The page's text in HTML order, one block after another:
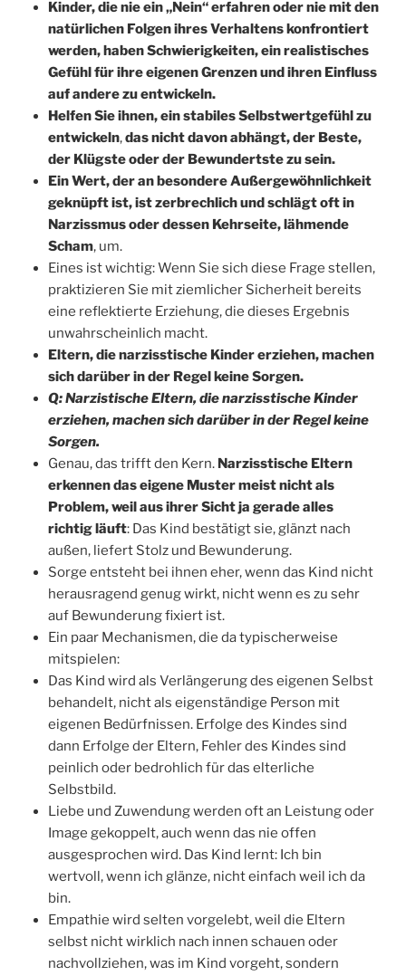
Kinder, die nie ein „Nein“ erfahren oder nie mit den
natürlichen Folgen ihres Verhaltens konfrontiert
werden, haben Schwierigkeiten, ein realistisches
Gefühl für ihre eigenen Grenzen und ihren Einfluss
auf andere zu entwickeln.
Helfen Sie ihnen, ein stabiles Selbstwertgefühl zu
entwickeln,das nicht davon abhängt, der Beste,
der Klügste oder der Bewundertste zu sein.
Ein Wert, der an besondere Außergewöhnlichkeit
geknüpft ist, ist zerbrechlich und schlägt oft in
Narzissmus oder dessen Kehrseite, lähmende
Scham, um.
Eines ist wichtig: Wenn Sie sich diese Frage stellen,
praktizieren Sie mit ziemlicher Sicherheit bereits
eine reflektierte Erziehung, die dieses Ergebnis
unwahrscheinlich macht.
Eltern, die narzisstische Kinder erziehen, machen
sich darüber in der Regel keine Sorgen.
Q: Narzistische Eltern, die narzisstische Kinder
erziehen, machen sich darüber in der Regel keine
Sorgen.
Genau, das trifft den Kern. Narzisstische Eltern
erkennen das eigene Muster meist nicht als
Problem, weil aus ihrer Sicht ja gerade alles
richtig läuft: Das Kind bestätigt sie, glänzt nach
außen, liefert Stolz und Bewunderung.
Sorge entsteht bei ihnen eher, wenn das Kind nicht
herausragend genug wirkt, nicht wenn es zu sehr
auf Bewunderung fixiert ist.
Ein paar Mechanismen, die da typischerweise
mitspielen:
Das Kind wird als Verlängerung des eigenen Selbst
behandelt, nicht als eigenständige Person mit
eigenen Bedürfnissen. Erfolge des Kindes sind
dann Erfolge der Eltern, Fehler des Kindes sind
peinlich oder bedrohlich für das elterliche
Selbstbild.
Liebe und Zuwendung werden oft an Leistung oder
Image gekoppelt, auch wenn das nie offen
ausgesprochen wird. Das Kind lernt: Ich bin
wertvoll, wenn ich glänze, nicht einfach weil ich da
bin.
Empathie wird selten vorgelebt, weil die Eltern
selbst nicht wirklich nach innen schauen oder
nachvollziehen, was im Kind vorgeht, sondern